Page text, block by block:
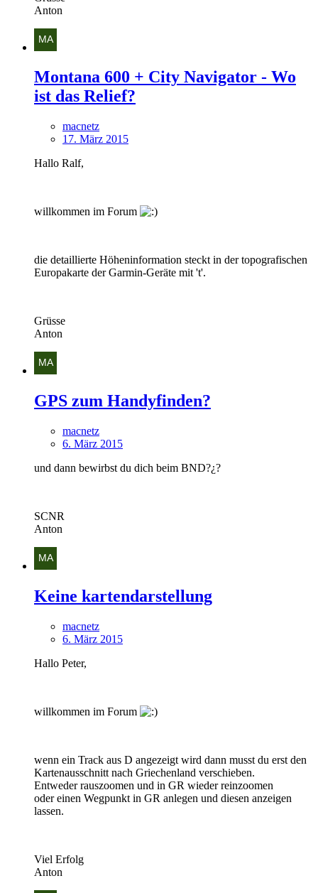
Anton
Montana 600 + City Navigator - Wo
ist das Relief?
macnetz
17. März 2015
Hallo Ralf,
willkommen im Forum
die detaillierte Höheninformation steckt in der topografischen
Europakarte der Garmin-Geräte mit 't'.
Grüsse
Anton
GPS zum Handyfinden?
macnetz
6. März 2015
und dann bewirbst du dich beim BND?¿?
SCNR
Anton
Keine kartendarstellung
macnetz
6. März 2015
Hallo Peter,
willkommen im Forum
wenn ein Track aus D angezeigt wird dann musst du erst den
Kartenausschnitt nach Griechenland verschieben.
Entweder rauszoomen und in GR wieder reinzoomen
oder einen Wegpunkt in GR anlegen und diesen anzeigen
lassen.
Viel Erfolg
Anton